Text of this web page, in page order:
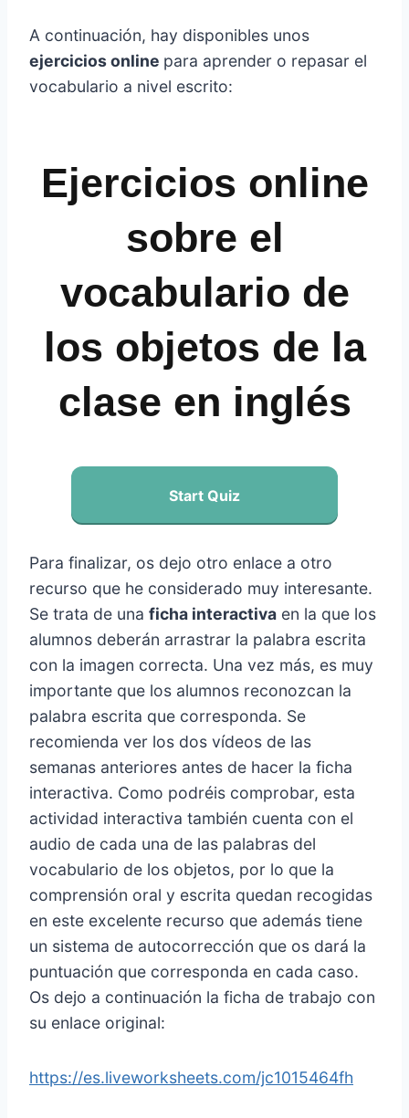
A continuación, hay disponibles unos
ejercicios online para aprender o repasar el
vocabulario a nivel escrito:
Ejercicios online
sobre el
vocabulario de
los objetos de la
clase en inglés
Start Quiz
Para finalizar, os dejo otro enlace a otro
recurso que he considerado muy interesante.
Se trata de una ficha interactiva en la que los
alumnos deberán arrastrar la palabra escrita
con la imagen correcta. Una vez más, es muy
importante que los alumnos reconozcan la
palabra escrita que corresponda. Se
recomienda ver los dos vídeos de las
semanas anteriores antes de hacer la ficha
interactiva. Como podréis comprobar, esta
actividad interactiva también cuenta con el
audio de cada una de las palabras del
vocabulario de los objetos, por lo que la
comprensión oral y escrita quedan recogidas
en este excelente recurso que además tiene
un sistema de autocorrección que os dará la
puntuación que corresponda en cada caso.
Os dejo a continuación la ficha de trabajo con
su enlace original:
https://es.liveworksheets.com/jc1015464fh